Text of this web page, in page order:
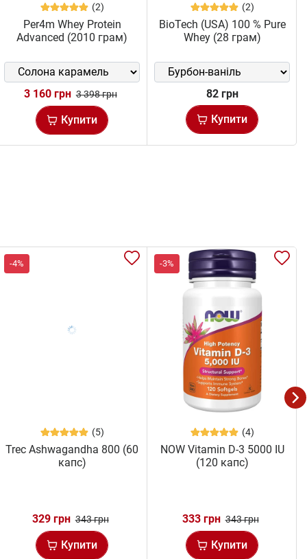
(2)
Per4m Whey Protein
Advanced (2010 грам)
3 160 грн 3 398 грн
Купити
(2)
BioTech (USA) 100 % Pure
Whey (28 грам)
82 грн
Купити
-4%
(5)
Trec Ashwagandha 800 (60
капс)
329 грн 343 грн
Купити
-3%
(4)
NOW Vitamin D-3 5000 IU
(120 капс)
333 грн 343 грн
Купити